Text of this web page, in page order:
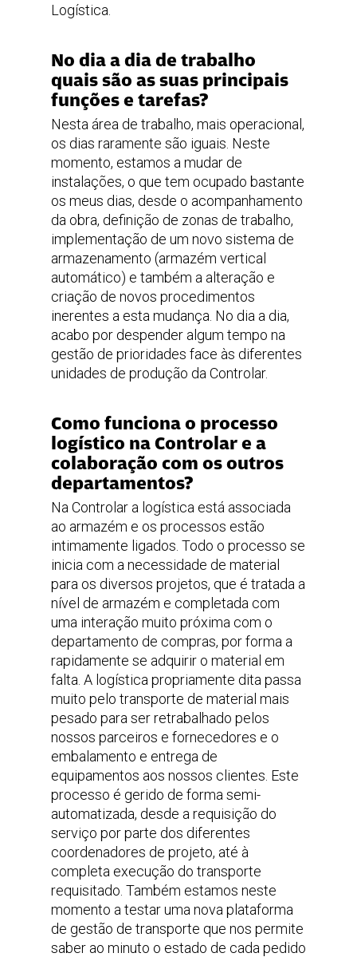
Logística.
No dia a dia de trabalho
quais são as suas principais
funções e tarefas?
Nesta área de trabalho, mais operacional,
os dias raramente são iguais. Neste
momento, estamos a mudar de
instalações, o que tem ocupado bastante
os meus dias, desde o acompanhamento
da obra, definição de zonas de trabalho,
implementação de um novo sistema de
armazenamento (armazém vertical
automático) e também a alteração e
criação de novos procedimentos
inerentes a esta mudança. No dia a dia,
acabo por despender algum tempo na
gestão de prioridades face às diferentes
unidades de produção da Controlar.
Como funciona o processo
logístico na Controlar e a
colaboração com os outros
departamentos?
Na Controlar a logística está associada
ao armazém e os processos estão
intimamente ligados. Todo o processo se
inicia com a necessidade de material
para os diversos projetos, que é tratada a
nível de armazém e completada com
uma interação muito próxima com o
departamento de compras, por forma a
rapidamente se adquirir o material em
falta. A logística propriamente dita passa
muito pelo transporte de material mais
pesado para ser retrabalhado pelos
nossos parceiros e fornecedores e o
embalamento e entrega de
equipamentos aos nossos clientes. Este
processo é gerido de forma semi-
automatizada, desde a requisição do
serviço por parte dos diferentes
coordenadores de projeto, até à
completa execução do transporte
requisitado. Também estamos neste
momento a testar uma nova plataforma
de gestão de transporte que nos permite
saber ao minuto o estado de cada pedido